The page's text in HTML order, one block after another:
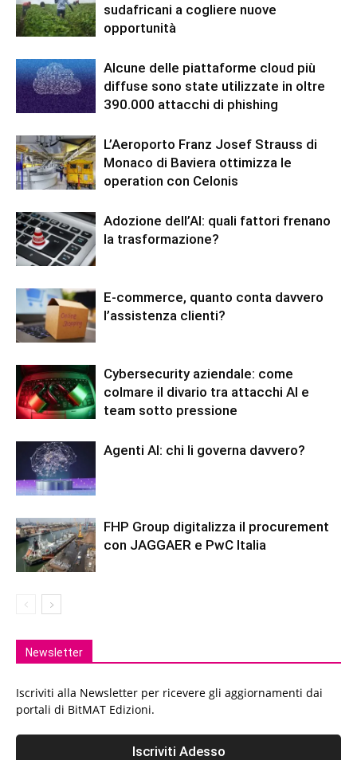
sudafricani a cogliere nuove
opportunità
Alcune delle piattaforme cloud più
diffuse sono state utilizzate in oltre
390.000 attacchi di phishing
L’Aeroporto Franz Josef Strauss di
Monaco di Baviera ottimizza le
operation con Celonis
Adozione dell’AI: quali fattori frenano
la trasformazione?
E-commerce, quanto conta davvero
l’assistenza clienti?
Cybersecurity aziendale: come
colmare il divario tra attacchi AI e
team sotto pressione
Agenti AI: chi li governa davvero?
FHP Group digitalizza il procurement
con JAGGAER e PwC Italia
Newsletter
Iscriviti alla Newsletter per ricevere gli aggiornamenti dai
portali di BitMAT Edizioni.